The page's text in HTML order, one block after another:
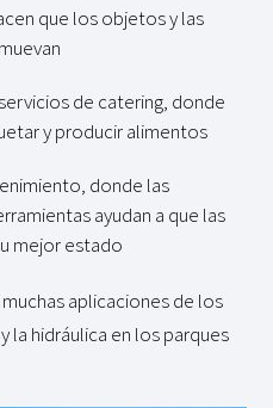
que los objetos y las
de catering, donde
y producir alimentos
donde las
ayudan a que las
mejor estado
aplicaciones de los
la hidráulica en los parques